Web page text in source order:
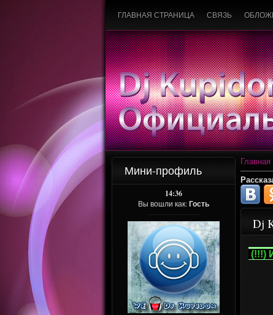
ГЛАВНАЯ СТРАНИЦА СВЯЗЬ
Мини-профиль
14:36
Вы вошли как:Гость
Главная
Dj
(!!!)